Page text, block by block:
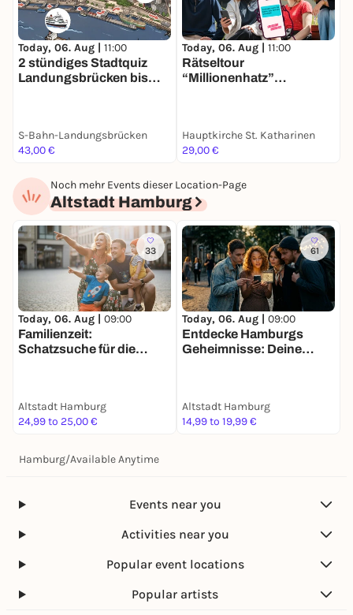
Today, 06. Aug | 11:00
2 stündiges Stadtquiz
Landungsbrücken bis
S-Bahn-Landungsbrücken
43,00 €
Today, 06. Aug | 11:00
Rätseltour
“Millionenhatz”
Hauptkirche St. Katharinen
29,00 €
Noch mehr Events dieser Location-Page
Altstadt Hamburg
33
Today, 06. Aug | 09:00
Familienzeit:
Schatzsuche für die
Altstadt Hamburg
24,99 to 25,00 €
61
Today, 06. Aug | 09:00
Entdecke Hamburgs
Geheimnisse: Deine
Altstadt Hamburg
14,99 to 19,99 €
Hamburg/Available Anytime
Events near you
Activities near you
Popular event locations
Popular artists